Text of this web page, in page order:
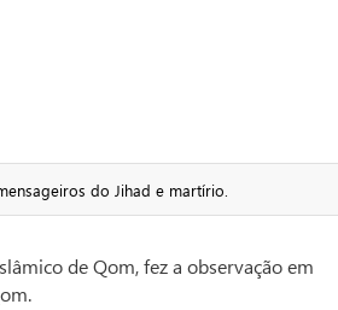
do Jihad e martírio.
de Qom, fez a observação em